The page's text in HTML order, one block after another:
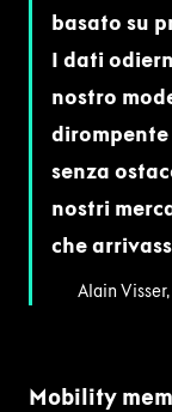
basato su
I dati
nostro
senza
nostri
che
Alain
Mobility